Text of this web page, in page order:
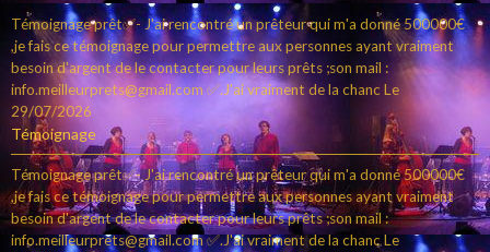
Témoignage prêt✅- J'ai rencontré un prêteur qui m'a donné 500000€
,je fais ce témoignage pour permettre aux personnes ayant vraiment
besoin d'argent de le contacter pour leurs prêts ;son mail :
info.meilleurprets@gmail.com ✅.J'ai vraiment de la chanc Le
29/07/2026
Témoignage
Témoignage prêt✅- J'ai rencontré un prêteur qui m'a donné 500000€
,je fais ce témoignage pour permettre aux personnes ayant vraiment
besoin d'argent de le contacter pour leurs prêts ;son mail :
info.meilleurprets@gmail.com ✅.J'ai vraiment de la chancLe